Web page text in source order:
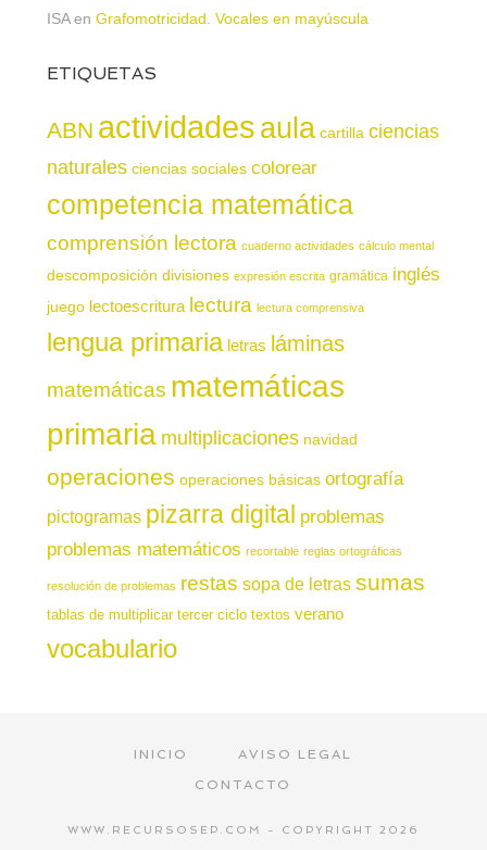
ISAen Grafomotricidad. Vocales en mayúscula
ETIQUETAS
ABN actividadesaula cartilla ciencias
naturales ciencias sociales colorear
competencia matemática
comprensión lectora cuaderno actividades cálculo mental
descomposición divisiones expresión escrita gramática inglés
juego lectoescritura lectura lectura comprensiva
lengua primaria letras láminas
matemáticas matemáticas
primaria multiplicaciones navidad
operaciones operaciones básicas ortografía
pictogramas pizarra digital problemas
problemas matemáticos recortable reglas ortográficas
resolución de problemas restas sopa de letras sumas
tablas de multiplicar tercer ciclo textos verano
vocabulario
INICIO
AVISO LEGAL
CONTACTO
WWW.RECURSOSEP.COM - COPYRIGHT 2026